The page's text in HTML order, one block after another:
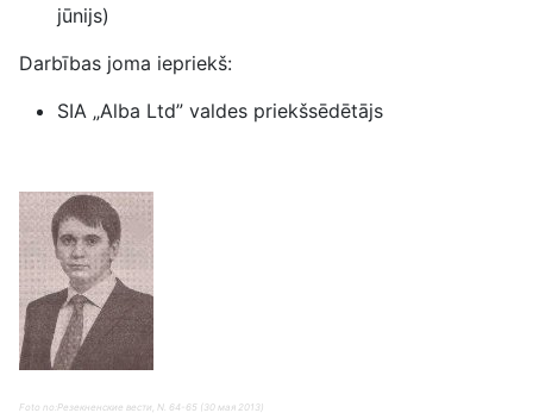
jūnijs)
Darbības joma iepriekš:
SIA „Alba Ltd” valdes priekšsēdētājs
Foto no: Резекненские вести, N. 64-65 (30 мая 2013)